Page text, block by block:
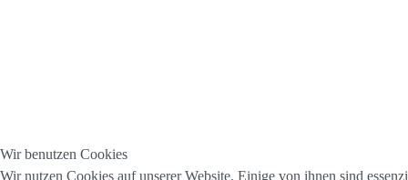
Wir benutzen Cookies
Wir nutzen Cookies auf unserer Website. Einige von ihnen sind